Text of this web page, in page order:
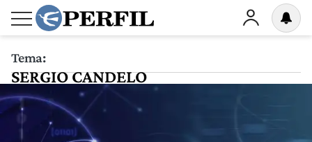
Tema:
SERGIO CANDELO